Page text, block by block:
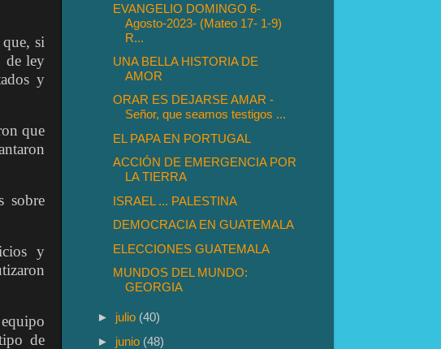
si
de ley
y
que
sobre
y
de
EVANGELIO DOMINGO 6-
Agosto-2023- (Mateo 17- 1-9)
R...
UNA BELLA HISTORIA DE
AMOR
ORAR ES DEJARSE AMAR -
Señor, que seamos testigos ...
EL PAPA EN PORTUGAL
ACCIÓN DE EMERGENCIA POR
LA TIERRA
ISRAEL ... PALESTINA
DEMOCRACIA EN GUATEMALA
ELECCIONES GUATEMALA
MUNDOS DEL MUNDO:
GEORGIA
► julio (40)
► junio (48)